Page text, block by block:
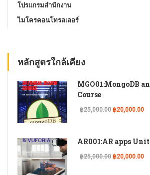
โปรแกรมสํานักงาน
ไมโครคอนโทรลเลอร์
หลักสูตรใกล้เคียง
MGO01:MongoDB
Course
฿25,000.00 ฿20,000.00
AR001:AR apps
฿25,000.00 ฿20,000.00